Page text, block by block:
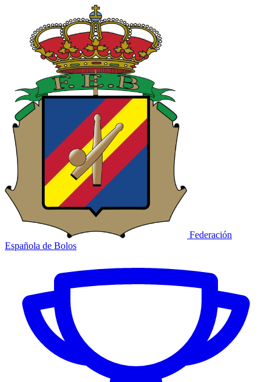
Federación
Española de Bolos